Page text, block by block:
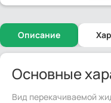
Описание
Основные
Вид перекачиваемой